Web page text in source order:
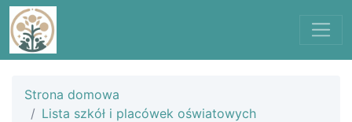
Strona domowa
Lista szkół i placówek oświatowych